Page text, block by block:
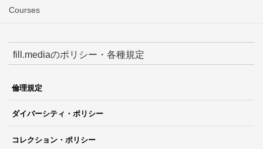
Courses
fill.mediaのポリシー・各種規定
倫理規定
ダイバーシティ・ポリシー
コレクション・ポリシー